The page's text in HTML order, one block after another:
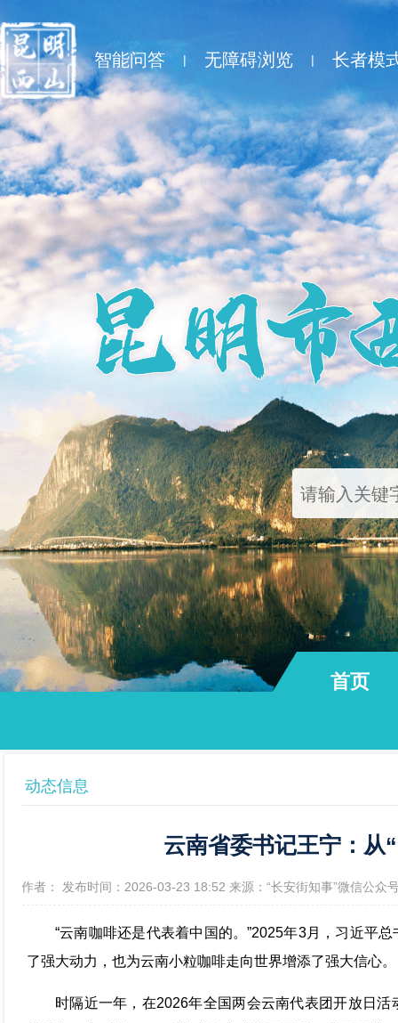
智能问答 | 无障碍浏览 | 长者模
首页
政府信息公开年报
动态信息
云南省委书记王宁：从
[作者： 发布时间：2026-03-23 18:52 来源：“长安街知事”微信公众
“云南咖啡还是代表着中国的。”2025年3月，习近平
了强大动力，也为云南小粒咖啡走向世界增添了强大信心。
时隔近一年，在2026年全国两会云南代表团开放日